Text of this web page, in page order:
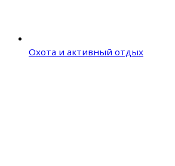
Охота и активный отдых